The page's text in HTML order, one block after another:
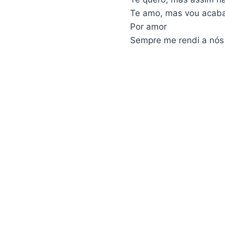
Te amo, mas vou
Por amor
Sempre me rendi a nós